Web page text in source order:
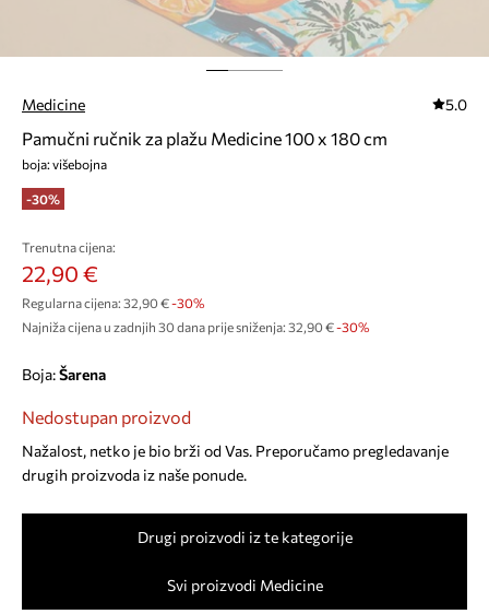
Medicine 5.0
Pamučni ručnik za plažu Medicine 100 x 180 cm
boja: višebojna
-30%
Trenutna cijena:
22,90 €
Regularna cijena: 32,90 €-30%
Najniža cijena u zadnjih 30 dana prije sniženja: 32,90 € -30%
Boja: šarena
Nedostupan proizvod
Nažalost, netko je bio brži od Vas. Preporučamo pregledavanje
drugih proizvoda iz naše ponude.
Drugi proizvodi iz te kategorije
Svi proizvodi Medicine